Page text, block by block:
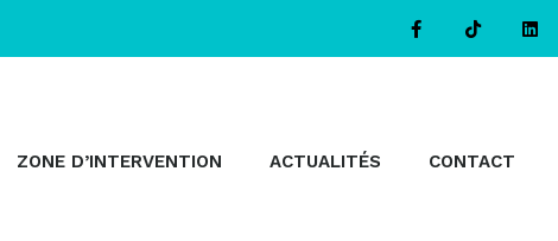
ZONE D’INTERVENTION ACTUALITÉS CONTACT